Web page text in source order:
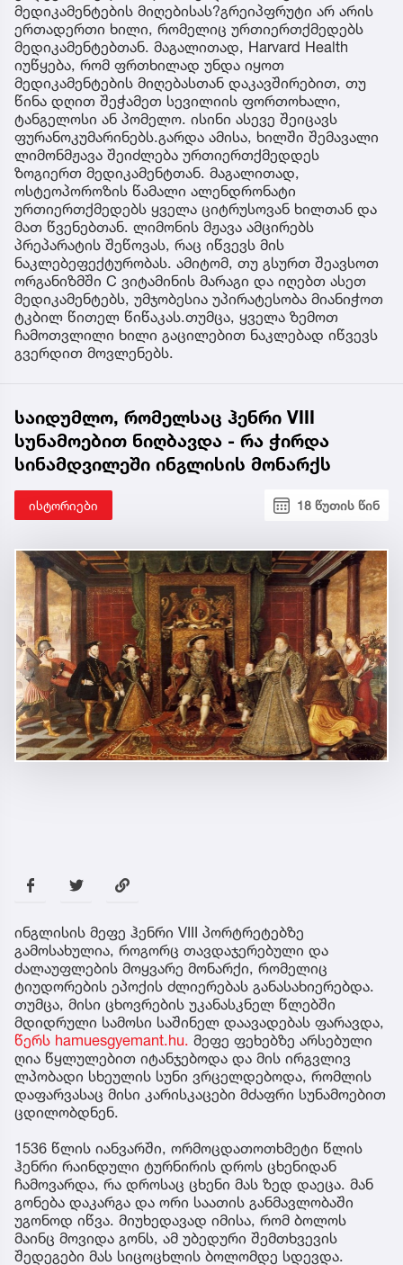
მედიკამენტების მიღებისას?გრეიპფრუტი არ არის
ერთადერთი ხილი, რომელიც ურთიერთქმედებს
მედიკამენტებთან. მაგალითად, Harvard Health
იუწყება, რომ ფრთხილად უნდა იყოთ
მედიკამენტების მიღებასთან დაკავშირებით, თუ
წინა დღით შეჭამეთ სევილიის ფორთოხალი,
ტანგელოსი ან პომელო. ისინი ასევე შეიცავს
ფურანოკუმარინებს.გარდა ამისა, ხილში შემავალი
ლიმონმჟავა შეიძლება ურთიერთქმედდეს
ზოგიერთ მედიკამენტთან. მაგალითად,
ოსტეოპოროზის წამალი ალენდრონატი
ურთიერთქმედებს ყველა ციტრუსოვან ხილთან და
მათ წვენებთან. ლიმონის მჟავა ამცირებს
პრეპარატის შეწოვას, რაც იწვევს მის
ნაკლებეფექტურობას. ამიტომ, თუ გსურთ შეავსოთ
ორგანიზმში C ვიტამინის მარაგი და იღებთ ასეთ
მედიკამენტებს, უმჯობესია უპირატესობა მიანიჭოთ
ტკბილ წითელ წიწაკას.თუმცა, ყველა ზემოთ
ჩამოთვლილი ხილი გაცილებით ნაკლებად იწვევს
გვერდით მოვლენებს.
საიდუმლო, რომელსაც ჰენრი VIII
სუნამოებით ნიღბავდა - რა ჭირდა
სინამდვილეში ინგლისის მონარქს
ისტორიები 18 წუთის წინ
ინგლისის მეფე ჰენრი VIII პორტრეტებზე
გამოსახულია, როგორც თავდაჯერებული და
ძალაუფლების მოყვარე მონარქი, რომელიც
ტიუდორების ეპოქის ძლიერებას განასახიერებდა.
თუმცა, მისი ცხოვრების უკანასკნელ წლებში
მდიდრული სამოსი საშინელ დაავადებას ფარავდა,
წერს hamuesgyemant.hu. მეფე ფეხებზე არსებული
ღია წყლულებით იტანჯებოდა და მის ირგვლივ
ლპობადი სხეულის სუნი ვრცელდებოდა, რომლის
დაფარვასაც მისი კარისკაცები მძაფრი სუნამოებით
ცდილობდნენ.
1536 წლის იანვარში, ორმოცდათოთხმეტი წლის
ჰენრი რაინდული ტურნირის დროს ცხენიდან
ჩამოვარდა, რა დროსაც ცხენი მას ზედ დაეცა. მან
გონება დაკარგა და ორი საათის განმავლობაში
უგონოდ იწვა. მიუხედავად იმისა, რომ ბოლოს
მაინც მოვიდა გონს, ამ უბედური შემთხვევის
შედეგები მას სიცოცხლის ბოლომდე სდევდა.